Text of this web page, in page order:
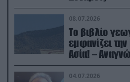
08.07.2026
Το βιβλίο
εμφανίζει
Ασία! –
κατεχόμενα;
04.07.2026